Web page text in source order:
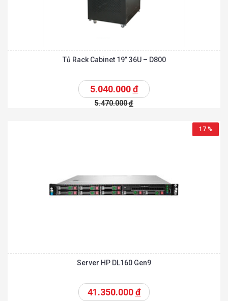
Tủ Rack Cabinet 19” 36U – D800
5.040.000đ
5.470.000đ
17 %
Server HP DL160 Gen9
41.350.000đ